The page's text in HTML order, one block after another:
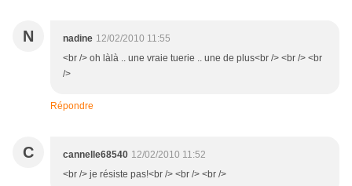
N nadine 12/02/2010 11:55
<br /> oh làlà .. une vraie tuerie .. une de plus<br /> <br /> <br
/>
Répondre
C cannelle68540 12/02/2010 11:52
<br /> je résiste pas!<br /> <br /> <br />